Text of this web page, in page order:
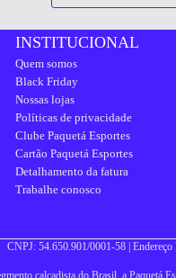
INSTITUCIONAL
Quem somos
Black Friday
Nossas lojas
Políticas de privacidade
Clube Paquetá Esportes
Cartão Paquetá Esportes
Detalhamento da fatura
Trabalhe conosco
CNPJ: 54.650.901/0001-58 |
calçadista do Brasil, a Paquetá